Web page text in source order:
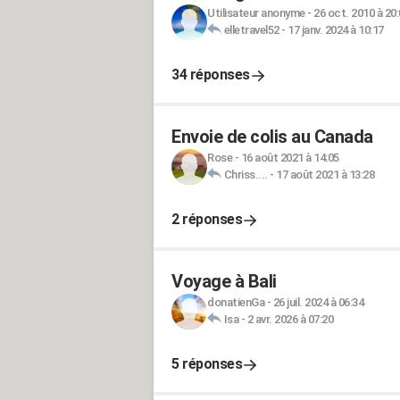
Utilisateur anonyme- 26 oct. 2010 à
elletravel52- 17 janv. 2024 à 10:17
34 réponses
Envoie de colis au Canada
Rose- 16 août 2021 à 14:05
Chriss.... - 17 août 2021 à 13:28
2 réponses
Voyage à Bali
donatienGa- 26 juil. 2024 à 06:34
Isa- 2 avr. 2026 à 07:20
5 réponses